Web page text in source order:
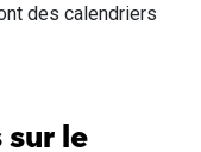
des calendriers
le